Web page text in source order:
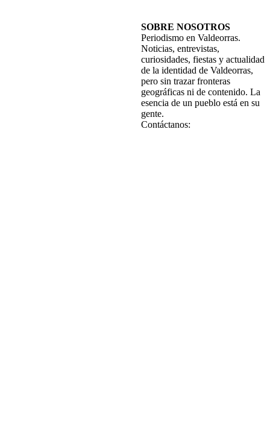
SOBRE NOSOTROS
Periodismo en Valdeorras.
Noticias, entrevistas,
curiosidades, fiestas y actualidad
de la identidad de Valdeorras,
pero sin trazar fronteras
geográficas ni de contenido. La
esencia de un pueblo está en su
gente.
Contáctanos: